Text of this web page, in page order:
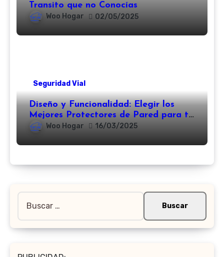
Transito que no Conocías
Woo Hogar 02/05/2025
Seguridad Vial
Diseño y Funcionalidad: Elegir los
Mejores Protectores de Pared para tu
Estacionamiento
Woo Hogar 16/03/2025